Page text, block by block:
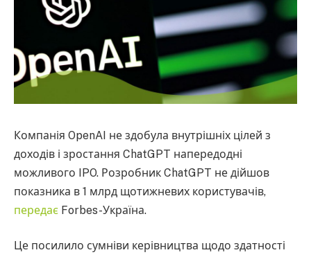
Компанія OpenAI не здобула внутрішніх цілей з
доходів і зростання ChatGPT напередодні
можливого IPO. Розробник ChatGPT не дійшов
показника в 1 млрд щотижневих користувачів,
передає Forbes-Україна.
Це посилило сумніви керівництва щодо здатності